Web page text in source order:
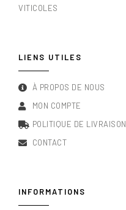
VITICOLES
LIENS UTILES
À PROPOS DE NOUS
MON COMPTE
POLITIQUE DE LIVRAISON
CONTACT
INFORMATIONS